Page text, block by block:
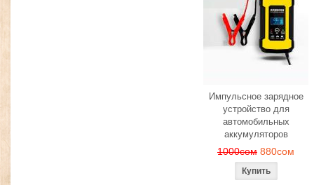
Импульсное зарядное
устройство для
автомобильных
аккумуляторов
1000сом 880сом